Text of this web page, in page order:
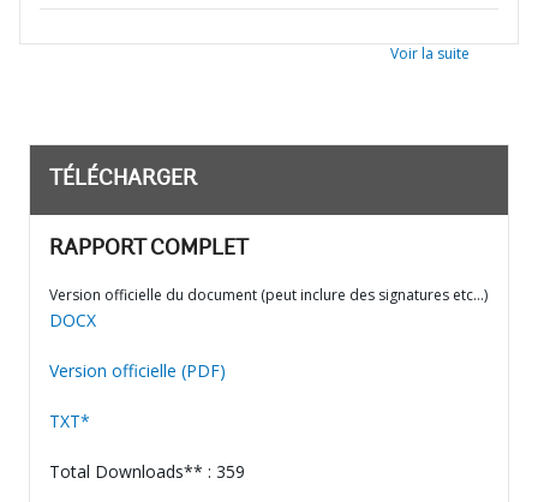
Voir la suite
TÉLÉCHARGER
RAPPORT COMPLET
Version officielle du document (peut inclure des signatures etc…)
DOCX
Version officielle (PDF)
TXT*
Total Downloads** : 359